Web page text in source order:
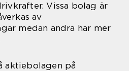
Vissa bolag är
av
medan andra har mer
aktiebolagen på